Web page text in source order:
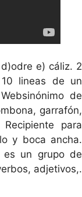
e) cáliz. 2
lineas de un
de
garrafón,
para
y boca ancha.
es un grupo de
adjetivos,.